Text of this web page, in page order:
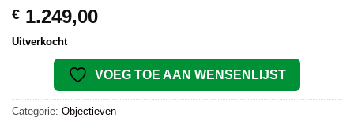
€ 1.249,00
Uitverkocht
VOEG TOE AAN WENSENLIJST
Categorie: Objectieven